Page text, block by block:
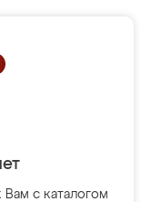
с каталогом